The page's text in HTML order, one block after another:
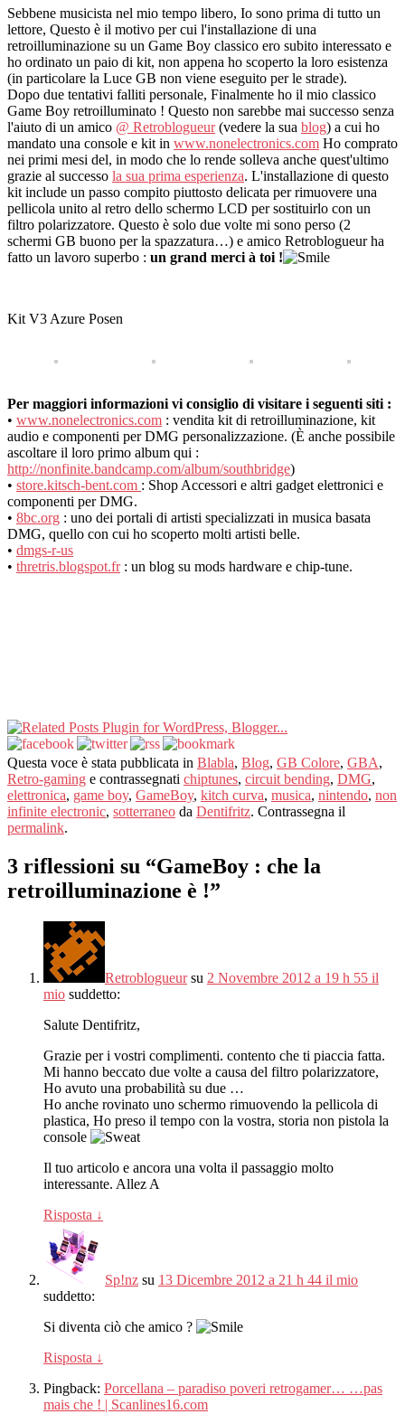
Sebbene musicista nel mio tempo libero, Io sono prima di tutto un
lettore, Questo è il motivo per cui l'installazione di una
retroilluminazione su un Game Boy classico ero subito interessato e
ho ordinato un paio di kit, non appena ho scoperto la loro esistenza
(in particolare la Luce GB non viene eseguito per le strade).
Dopo due tentativi falliti personale, Finalmente ho il mio classico
Game Boy retroilluminato ! Questo non sarebbe mai successo senza
l'aiuto di un amico @ Retroblogueur(vedere la sua blog) a cui ho
mandato una console e kit in www.nonelectronics.com Ho comprato
nei primi mesi del, in modo che lo rende solleva anche quest'ultimo
grazie al successo la sua prima esperienza. L'installazione di questo
kit include un passo compito piuttosto delicata per rimuovere una
pellicola unito al retro dello schermo LCD per sostituirlo con un
filtro polarizzatore. Questo è solo due volte mi sono perso (2
schermi GB buono per la spazzatura…) e amico Retroblogueur ha
fatto un lavoro superbo : un grand merci à toi !
Kit V3 Azure Posen
Per maggiori informazioni vi consiglio di visitare i seguenti siti :
• www.nonelectronics.com : vendita kit di retroilluminazione, kit
audio e componenti per DMG personalizzazione. (È anche possibile
ascoltare il loro primo album qui :
http://nonfinite.bandcamp.com/album/southbridge)
• store.kitsch-bent.com : Shop Accessori e altri gadget elettronici e
componenti per DMG.
• 8bc.org : uno dei portali di artisti specializzati in musica basata
DMG, quello con cui ho scoperto molti artisti belle.
• dmgs-r-us
• thretris.blogspot.fr: un blog su mods hardware e chip-tune.
Questa voce è stata pubblicata in Blabla, Blog, GB Colore, GBA,
Retro-gaming e contrassegnati chiptunes, circuit bending, DMG,
elettronica, game boy, GameBoy, kitch curva, musica, nintendo, non
infinite electronic, sotterraneo da Dentifritz. Contrassegna il
permalink.
3 riflessioni su “GameBoy : che la
retroilluminazione è !”
Retroblogueursu 2 Novembre 2012 a 19 h 55 il
mio suddetto:
Salute Dentifritz,
Grazie per i vostri complimenti. contento che ti piaccia fatta.
Mi hanno beccato due volte a causa del filtro polarizzatore,
Ho avuto una probabilità su due …
Ho anche rovinato uno schermo rimuovendo la pellicola di
plastica, Ho preso il tempo con la vostra, storia non pistola la
console
Il tuo articolo e ancora una volta il passaggio molto
interessante. Allez A
Risposta ↓
Sp!nz su 13 Dicembre 2012 a 21 h 44 il mio
suddetto:
Si diventa ciò che amico ?
Risposta ↓
Pingback: Porcellana – paradiso poveri retrogamer… …pas
mais che ! | Scanlines16.com